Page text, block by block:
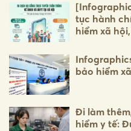
tục hành
hiểm xã
bảo hiểm
Đi làm
hiểm y tế: